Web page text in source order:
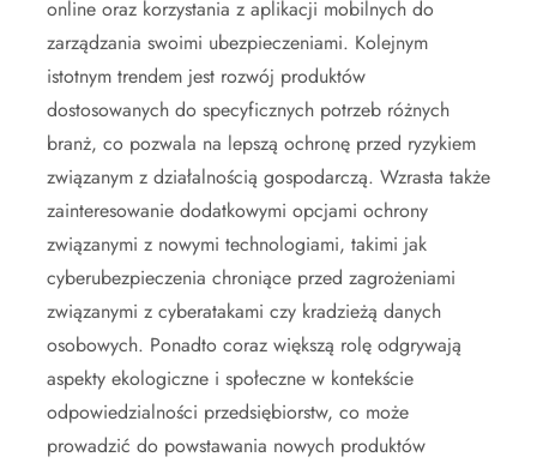
online oraz korzystania z aplikacji mobilnych do
zarządzania swoimi ubezpieczeniami. Kolejnym
istotnym trendem jest rozwój produktów
dostosowanych do specyficznych potrzeb różnych
branż, co pozwala na lepszą ochronę przed ryzykiem
związanym z działalnością gospodarczą. Wzrasta także
zainteresowanie dodatkowymi opcjami ochrony
związanymi z nowymi technologiami, takimi jak
cyberubezpieczenia chroniące przed zagrożeniami
związanymi z cyberatakami czy kradzieżą danych
osobowych. Ponadto coraz większą rolę odgrywają
aspekty ekologiczne i społeczne w kontekście
odpowiedzialności przedsiębiorstw, co może
prowadzić do powstawania nowych produktów